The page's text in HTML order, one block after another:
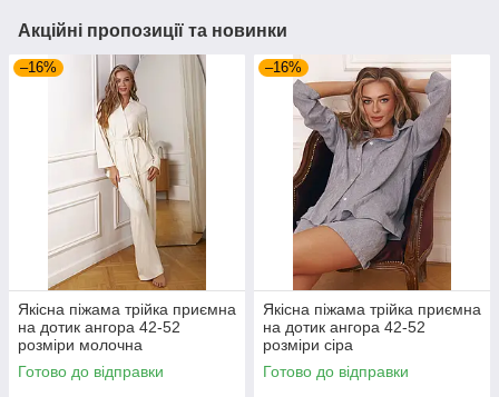
Акційні пропозиції та новинки
–16%
Якісна піжама трійка приємна
на дотик ангора 42-52
розміри молочна
Готово до відправки
–16%
Якісна піжама трійка приємна
на дотик ангора 42-52
розміри сіра
Готово до відправки